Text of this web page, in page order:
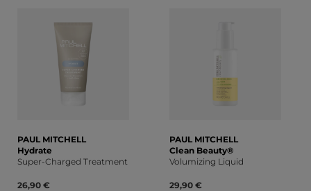
PAUL MITCHELL
Hydrate
Super-Charged Treatment
26,90 €
PAUL MITCHELL
Clean Beauty®
Volumizing Liquid
29,90 €